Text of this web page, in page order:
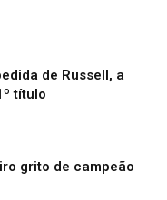
de Russell, a
título
grito de campeão